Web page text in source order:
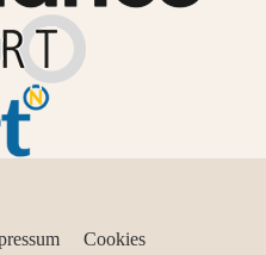
Cookies